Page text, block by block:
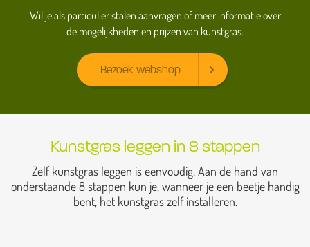
Wil je als particulier stalen aanvragen of meer informatie over
de mogelijkheden en prijzen van kunstgras.
Bezoek webshop
Kunstgras leggen in 8 stappen
Zelf kunstgras leggen is eenvoudig. Aan de hand van
onderstaande 8 stappen kun je, wanneer je een beetje handig
bent, het kunstgras zelf installeren.